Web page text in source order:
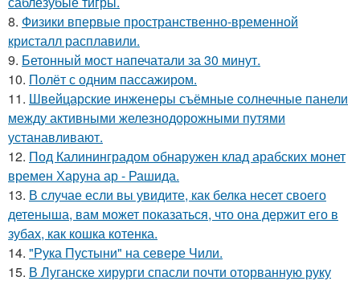
8. Физики впервые пространственно-временной
кристалл расплавили.
9. Бетонный мост напечатали за 30 минут.
10. Полёт с одним пассажиром.
11. Швейцарские инженеры съёмные солнечные панели
между активными железнодорожными путями
устанавливают.
12. Под Калининградом обнаружен клад арабских монет
времен Харуна ар - Рашида.
13. В случае если вы увидите, как белка несет своего
детеныша, вам может показаться, что она держит его в
зубах, как кошка котенка.
14. "Рука Пустыни" на севере Чили.
15. В Луганске хирурги спасли почти оторванную руку